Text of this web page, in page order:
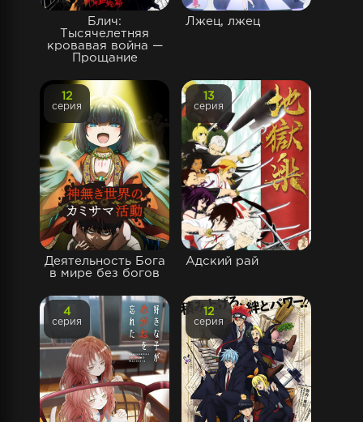
Блич:
Тысячелетняя
кровавая война —
Прощание
Лжец, лжец
Деятельность Бога
в мире без богов
12
серия
Адский рай
13
серия
4
серия
12
серия